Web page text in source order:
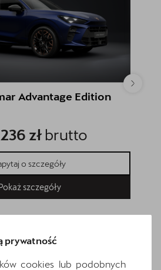
Advantage Edition
zł brutto
o szczegóły
szczegóły
Wróć do listy
prywatność
cookies lub podobnych